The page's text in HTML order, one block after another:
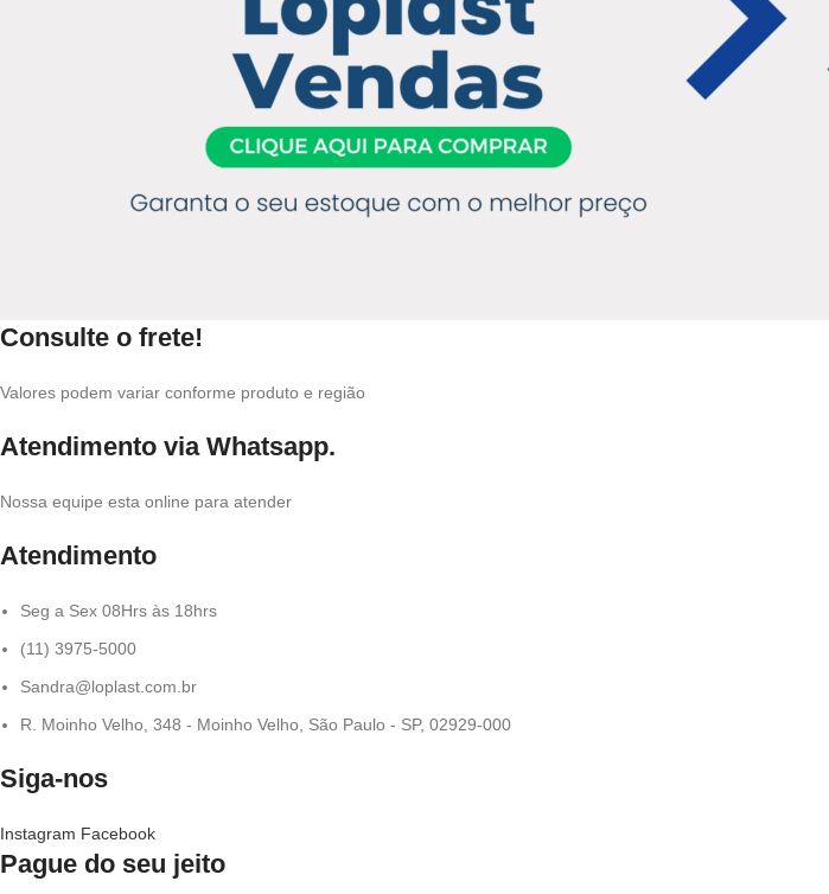
Consulte o frete!
Valores podem variar conforme produto e região
Atendimento via Whatsapp.
Nossa equipe esta online para atender
Atendimento
Seg a Sex 08Hrs às 18hrs
(11) 3975-5000
Sandra@loplast.com.br
R. Moinho Velho, 348 - Moinho Velho, São Paulo - SP, 02929-000
Siga-nos
Instagram Facebook
Pague do seu jeito